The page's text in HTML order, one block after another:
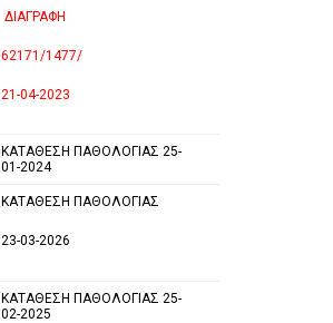
ΔΙΑΓΡΑΦΗ
62171/1477/
21-04-2023
ΚΑΤΑΘΕΣΗ ΠΑΘΟΛΟΓΙΑΣ 25-
01-2024
ΚΑΤΑΘΕΣΗ ΠΑΘΟΛΟΓΙΑΣ
23-03-2026
ΚΑΤΑΘΕΣΗ ΠΑΘΟΛΟΓΙΑΣ 25-
02-2025